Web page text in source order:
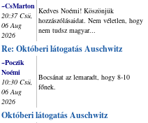
~CsMarton
20:37 Csü,
06 Aug
2026
Kedves Noémi! Köszönjük
hozzászólásaidat. Nem véletlen, hogy
nem tudsz magyar...
Re: Októberi látogatás Auschwitz
~Poczik
Noémi
10:30 Csü,
06 Aug
2026
Bocsánat az lemaradt, hogy 8-10
főnek.
Októberi látogatás Auschwitz